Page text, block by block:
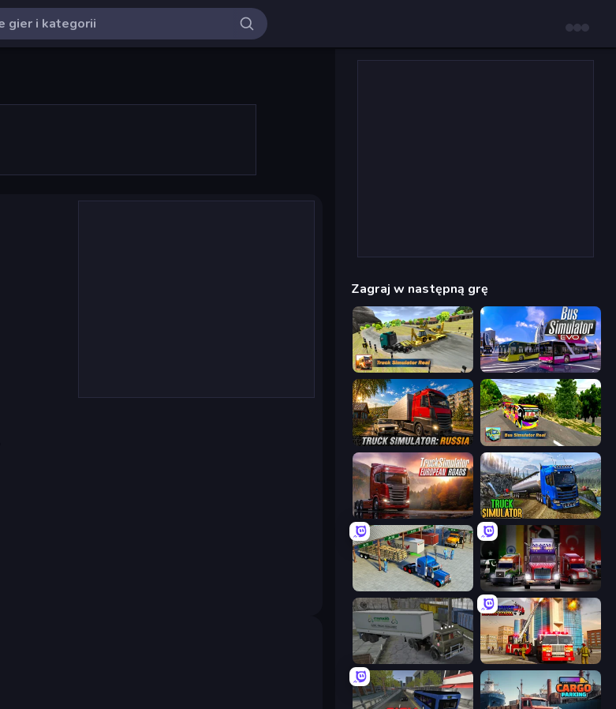
Zagraj w następną grę
Truck Simulator Real Bus Simulator: EVO
Truck Simulator: Russia Bus Simulator Real
Truck Simulator: European Roads Truck Driving Simulator Game
Offroad Cargo Transport Truck Big Euro Truck Driving
Russian Kamaz Truck Driver Fire Truck Driving School